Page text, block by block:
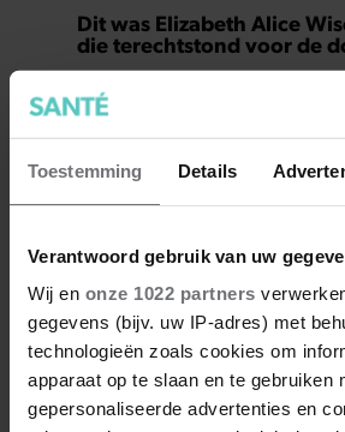
Toestemming Details
Verantwoord gebruik van uw
Wij en onze 1022 partners
gegevens (bijv. uw IP-adres) met
technologieën zoals cookies om
apparaat op te slaan en te gebruiken
gepersonaliseerde advertenties en
Dit was Elizabeth Alice
die terechtstond voor de
haar baby
Elizabeth Alice Wise, de achter-
achterkleindochter van koningin
afgelopen week op 89-jarige
Achter de verre nicht van
gaat een heftig verhaal schuil. Zo